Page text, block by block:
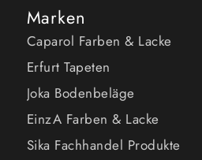
Marken
Caparol Farben & Lacke
Erfurt Tapeten
Joka Bodenbeläge
EinzA Farben & Lacke
Sika Fachhandel Produkte